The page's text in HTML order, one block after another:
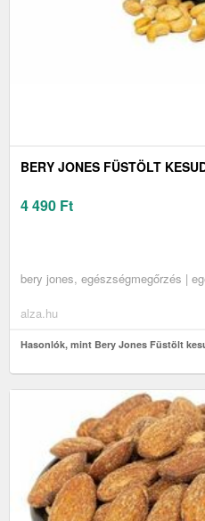
BERY JONES FÜSTÖLT
4 490 Ft
bery jones, egészségmegőrzés |
alza.hu
Hasonlók, mint Bery Jones Füstölt